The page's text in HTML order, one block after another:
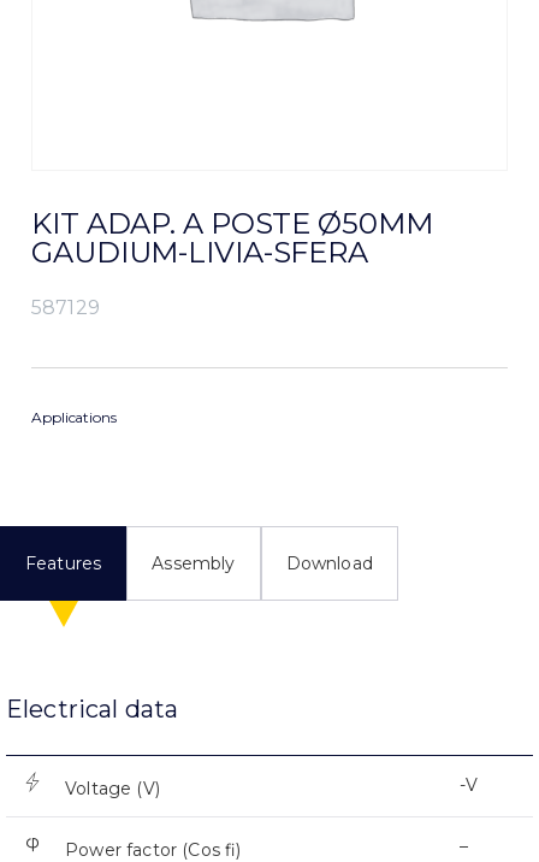
KIT ADAP. A POSTE Ø50MM
GAUDIUM-LIVIA-SFERA
587129
Applications
Features Assembly Download
Electrical data
Voltage (V) -V
Power factor (Cos fi) –